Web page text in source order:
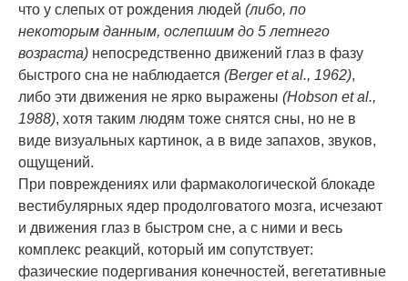
что у слепых от рождения людей (либо, по
некоторым данным, ослепшим до 5 летнего
возраста) непосредственно движений глаз в фазу
быстрого сна не наблюдается (Bergeretal., 1962),
либо эти движения не ярко выражены (Hobson etal.,
1988), хотя таким людям тоже снятся сны, но не в
виде визуальных картинок, а в виде запахов, звуков,
ощущений.
При повреждениях или фармакологической блокаде
вестибулярных ядер продолговатого мозга, исчезают
и движения глаз в быстром сне, а с ними и весь
комплекс реакций, который им сопутствует:
фазические подергивания конечностей, вегетативные